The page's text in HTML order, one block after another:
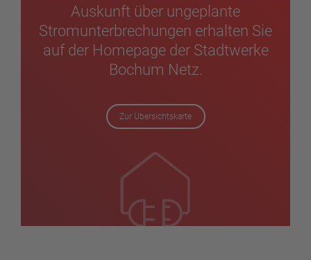
Auskunft über ungeplante
Stromunterbrechungen erhalten Sie
auf der Homepage der Stadtwerke
Bochum Netz.
Zur Übersichtskarte